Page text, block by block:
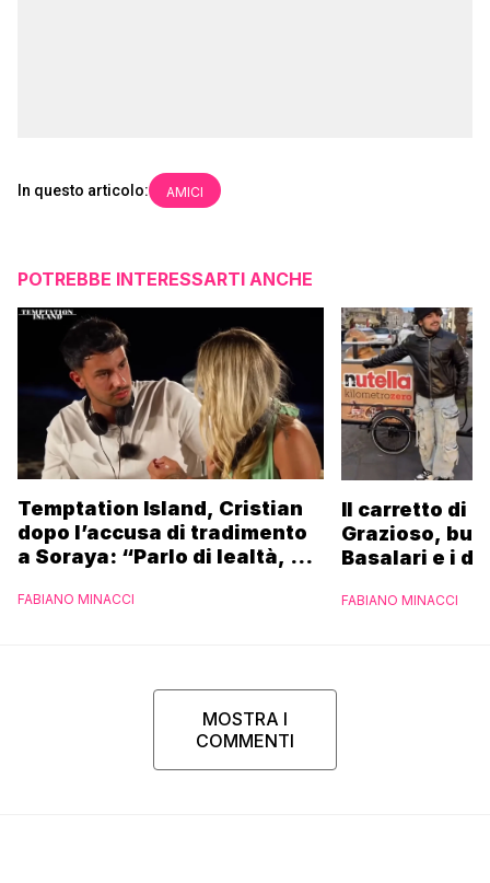
In questo articolo: AMICI
POTREBBE INTERESSARTI ANCHE
Temptation Island, Cristian
dopo l’accusa di tradimento
a Soraya: “Parlo di lealtà, ma
FABIANO MINACCI
Il carretto di
Grazioso,
Basalari e i
Ferrero”
FABIANO MINACCI
MOSTRA I
COMMENTI